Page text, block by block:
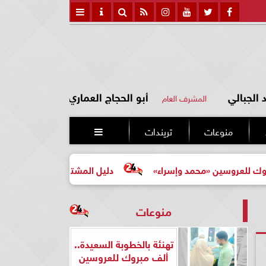
المشرف العام أبو الحجاج العماري
منوعات تريندات 
دليل المشتري لأول مرة لاختيار مشروع وإسراء»
منوعات
تهنئة بالخطوبة السعيدة..
ألف مبروك للعروسين